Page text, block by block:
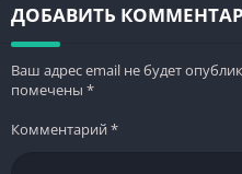
ДОБАВИТЬ
Ваш адрес email не будет
помечены *
Комментарий*